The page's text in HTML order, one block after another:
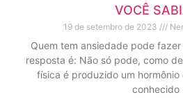
VOCÊ
19 de setembro de 2023
Quem tem ansiedade pode
resposta é: Não só pode, como
física é produzido um hormônio
conhecido